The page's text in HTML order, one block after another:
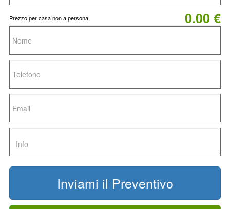
Prezzo per casa non a persona 0.00 €